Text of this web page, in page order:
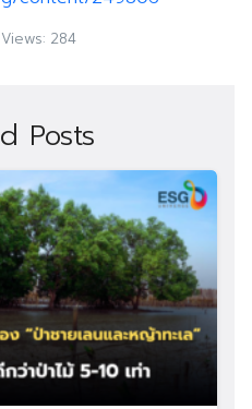
284
Posts